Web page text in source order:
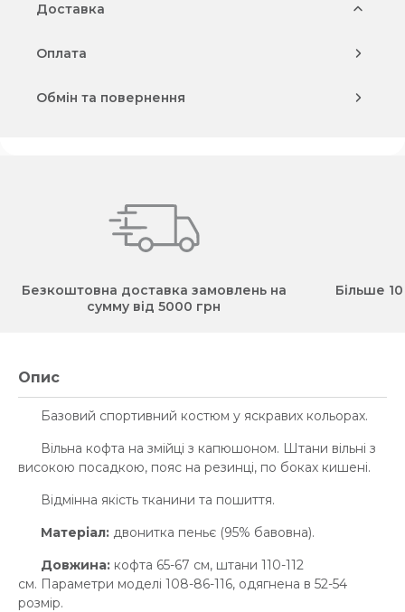
Доставка
Оплата
Обмін та повернення
Безкоштовна доставка замовлень на
сумму від 5000 грн
Більше
Опис
Базовий спортивний костюм у яскравих кольорах.
Вільна кофта на змійці з капюшоном. Штани вільні з
високою посадкою, пояс на резинці, по боках кишені.
Відмінна якість тканини та пошиття.
Матеріал: двонитка пеньє (95% бавовна).
Довжина: кофта 65-67 см, штани 110-112
см. Параметри моделі 108-86-116, одягнена в 52-54
розмір.